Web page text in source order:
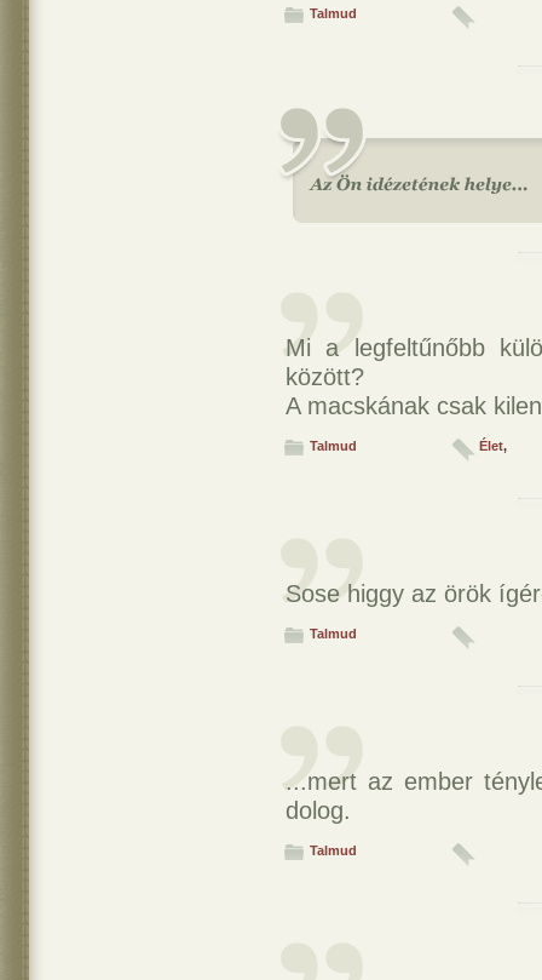
Talmud
Mi a legfeltűnőbb
között?
A macskának csak
Talmud Élet,
Sose higgy az örök
Talmud
...mert az ember
dolog.
Talmud